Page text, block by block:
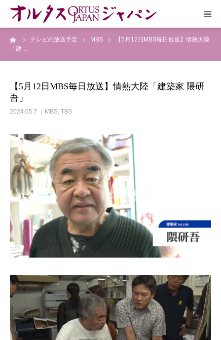
テレビの放送予定 MBS
【5月12日MBS毎日放送】情熱大陸
「建…
【5月12日MBS毎日放送】情熱大陸「建築家 隈研
吾」
2024.05.7 MBS, TBS
HOME
企画実現部
リクルート
会社概要
お問合せ